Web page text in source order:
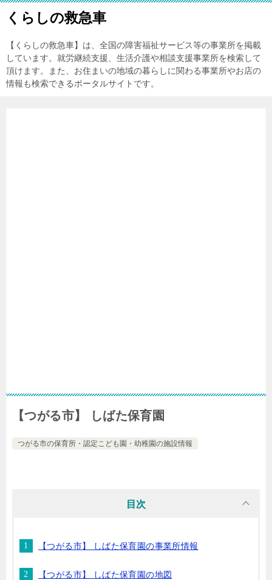
くらしの救急車
【くらしの救急車】は、全国の障害福祉サービス等の事業所を掲載
しています。就労継続支援、生活介護や相談支援事業所を検索して
頂けます。また、お住まいの地域の暮らしに関わる事業所やお店の
情報も検索できるポータルサイトです。
【つがる市】 しばた保育園
つがる市の保育所・認定こども園・幼稚園の施設情報
目次
【つがる市】 しばた保育園の事業所情報
【つがる市】 しばた保育園の地図